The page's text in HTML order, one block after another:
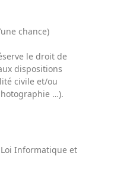
chance)
le droit de
dispositions
civile et/ou
…).
Informatique et